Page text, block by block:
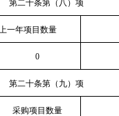
第二十条第（八）项
一年项目数量
0
第二十条第（九）项
采购项目数量